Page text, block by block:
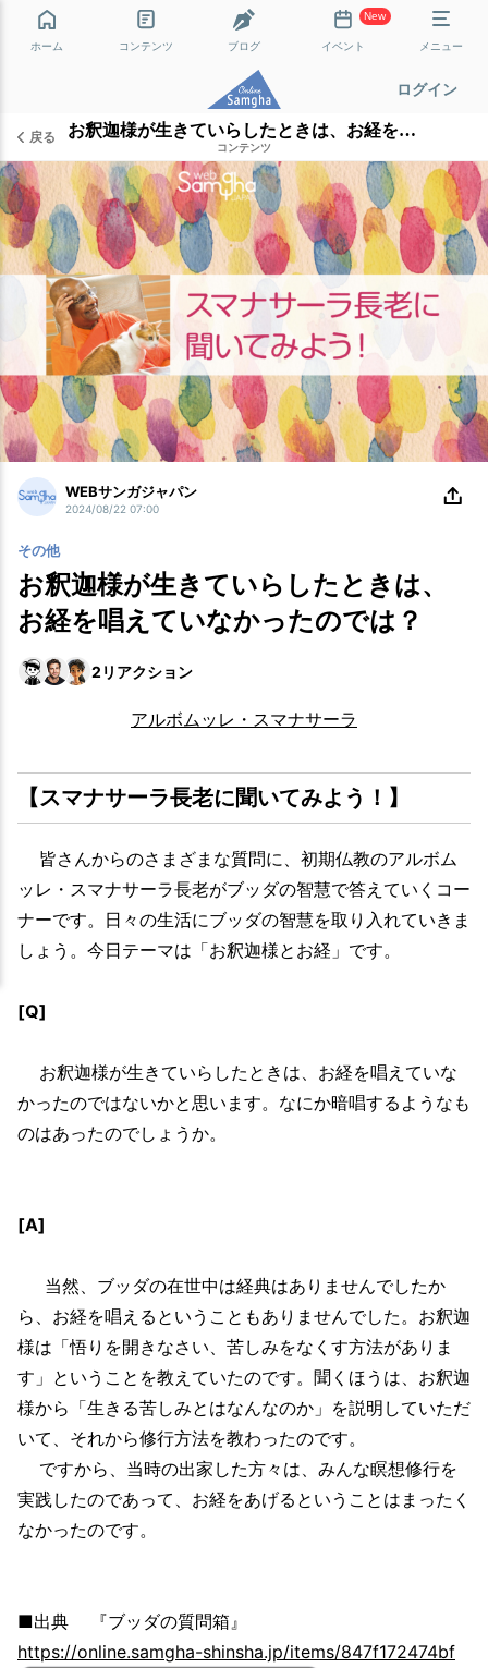
ホーム コンテンツ ブログ
New
イベント メニュー
ログイン
戻る お釈迦様が生きていらしたときは、お経を唱えていなかったのでは？
コンテンツ
WEBサンガジャパン
2024/08/22 07:00
その他
お釈迦様が生きていらしたときは、
お経を唱えていなかったのでは？
2 リアクション
アルボムッレ・スマナサーラ
【スマナサーラ長老に聞いてみよう！】
皆さんからのさまざまな質問に、初期仏教のアルボム
ッレ・スマナサーラ長老がブッダの智慧で答えていくコー
ナーです。日々の生活にブッダの智慧を取り入れていきま
しょう。今日テーマは「お釈迦様とお経」です。
[Q]
お釈迦様が生きていらしたときは、お経を唱えていな
かったのではないかと思います。なにか暗唱するようなも
のはあったのでしょうか。
[A]
当然、ブッダの在世中は経典はありませんでしたか
ら、お経を唱えるということもありませんでした。お釈迦
様は「悟りを開きなさい、苦しみをなくす方法がありま
す」ということを教えていたのです。聞くほうは、お釈迦
様から「生きる苦しみとはなんなのか」を説明していただ
いて、それから修行方法を教わったのです。
ですから、当時の出家した方々は、みんな瞑想修行を
実践したのであって、お経をあげるということはまったく
なかったのです。
■出典 『ブッダの質問箱』
https://online.samgha-shinsha.jp/items/847f172474bf